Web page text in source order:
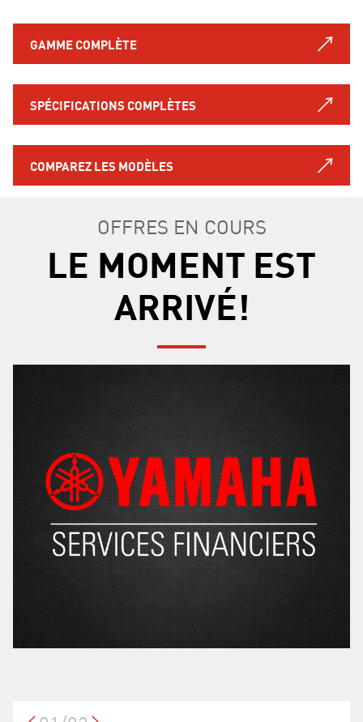
GAMME COMPLÈTE
COMPAREZ LES MODÈLES
SPÉCIFICATIONS COMPLÈTES
OFFRES EN COURS
LE MOMENT EST
ARRIVÉ!